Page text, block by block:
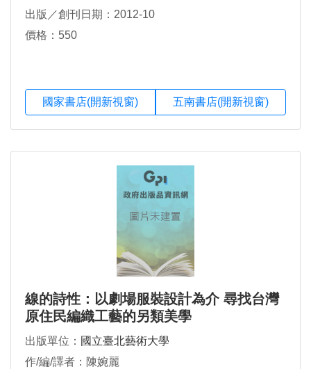
出版／創刊日期：2012-10
價格：550
國家書店(開新視窗) 五南書店(開新視窗)
線的詩性：以劇場服裝設計為介 尋找台灣
原住民編織工藝的另類美學
出版單位： 國立臺北藝術大學
作/編/譯者：陳婉麗